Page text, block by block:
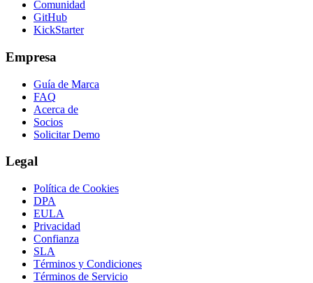
Comunidad
GitHub
KickStarter
Empresa
Guía de Marca
FAQ
Acerca de
Socios
Solicitar Demo
Legal
Política de Cookies
DPA
EULA
Privacidad
Confianza
SLA
Términos y Condiciones
Términos de Servicio